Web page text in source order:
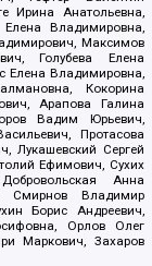
Ирина Анатольевна,
Владимировна,
Максимов
Голубева Елена
Елена Владимировна,
Кокорина
Арапова Галина
Вадим Юрьевич,
Протасова
Лукашевский Сергей
Ефимович, Сухих
Анна
Смирнов Владимир
Борис Андреевич,
Орлов Олег
Маркович, Захаров